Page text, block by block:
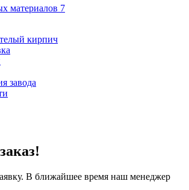
материалов 7
кирпич
завода
В ближайшее время наш менеджер